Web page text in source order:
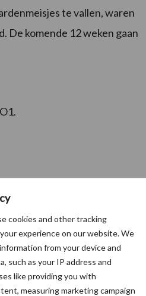
cookies and other tracking
experience on our website. We
from your device and
such as your IP address and
like providing you with
measuring marketing campaign
te vallen, waren
De komende 12 weken gaan